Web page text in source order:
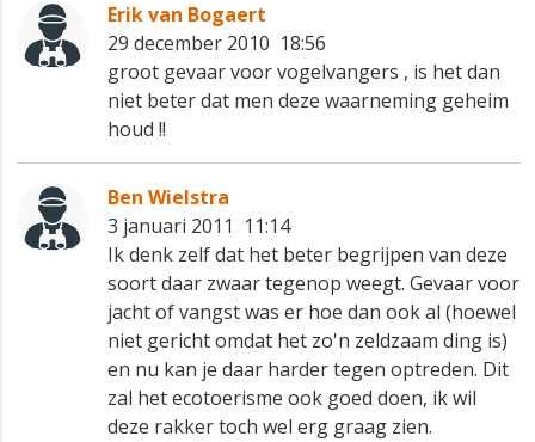
Erik van Bogaert
29 december 2010 18:56
groot gevaar voor vogelvangers , is het dan
niet beter dat men deze waarneming geheim
houd !!
Ben Wielstra
3 januari 2011 11:14
Ik denk zelf dat het beter begrijpen van deze
soort daar zwaar tegenop weegt. Gevaar voor
jacht of vangst was er hoe dan ook al (hoewel
niet gericht omdat het zo'n zeldzaam ding is)
en nu kan je daar harder tegen optreden. Dit
zal het ecotoerisme ook goed doen, ik wil
deze rakker toch wel erg graag zien.